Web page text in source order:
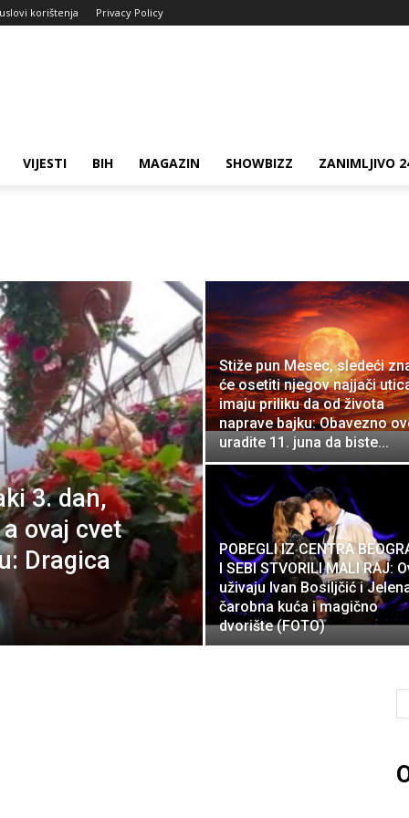
korištenja Privacy Policy
VIJESTI BIH MAGAZIN SHOWBIZZ ZANIMLJIVO
3. dan,
ovaj cvet
Dragica
Stiže pun Mesec, sledeći
će osetiti njegov najjači
imaju priliku da od života
naprave bajku: Obavezno
uradite 11. juna da biste...
POBEGLI IZ CENTRA
I SEBI STVORILI MALI RAJ:
uživaju Ivan Bosiljčić i
čarobna kuća i magično
dvorište (FOTO)